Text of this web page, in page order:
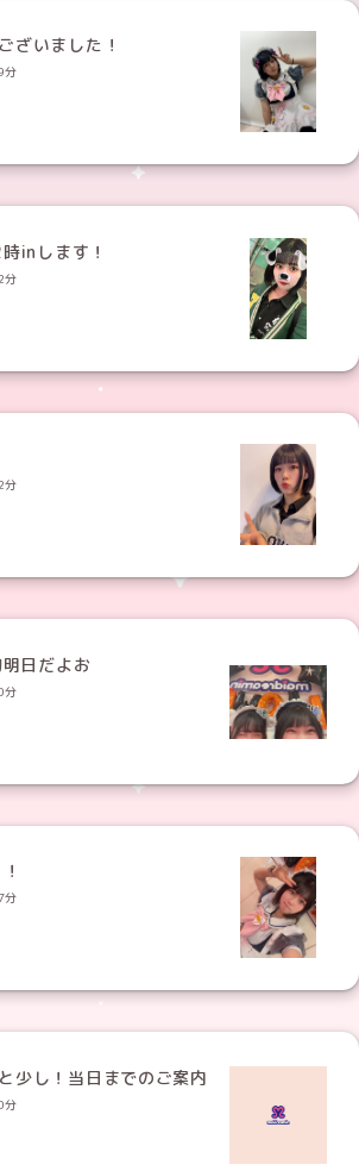
ざいました！
分
inします！
分
分
日だよお
分
！
分
少し！当日までのご案内
分